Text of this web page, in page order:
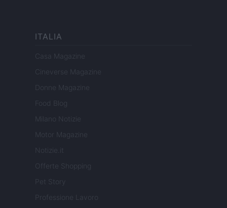
ITALIA
Casa Magazine
Cineverse Magazine
Donne Magazine
Food Blog
Milano Notizie
Motor Magazine
Notizie.it
Offerte Shopping
Pet Story
Professione Lavoro